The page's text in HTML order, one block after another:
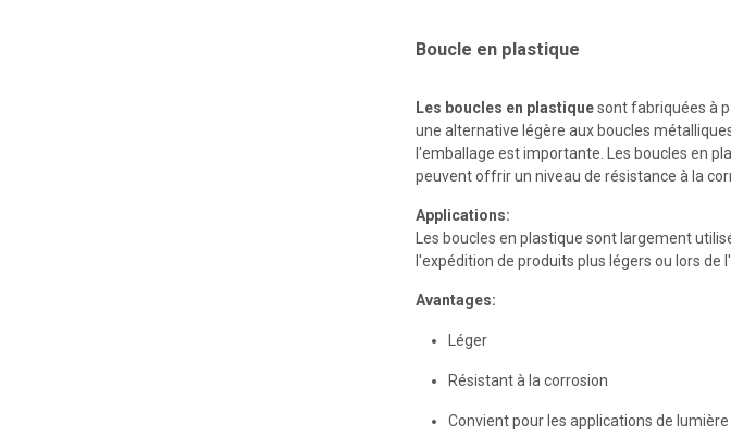
Boucle en plastique
Les boucles en plastiquesont fabriquées à
une alternative légère aux boucles
l'emballage est importante. Les boucles en
peuvent offrir un niveau de résistance à la
Applications:
Les boucles en plastique sont largement
l'expédition de produits plus légers ou lors
Avantages:
Léger
Résistant à la corrosion
Convient pour les applications de